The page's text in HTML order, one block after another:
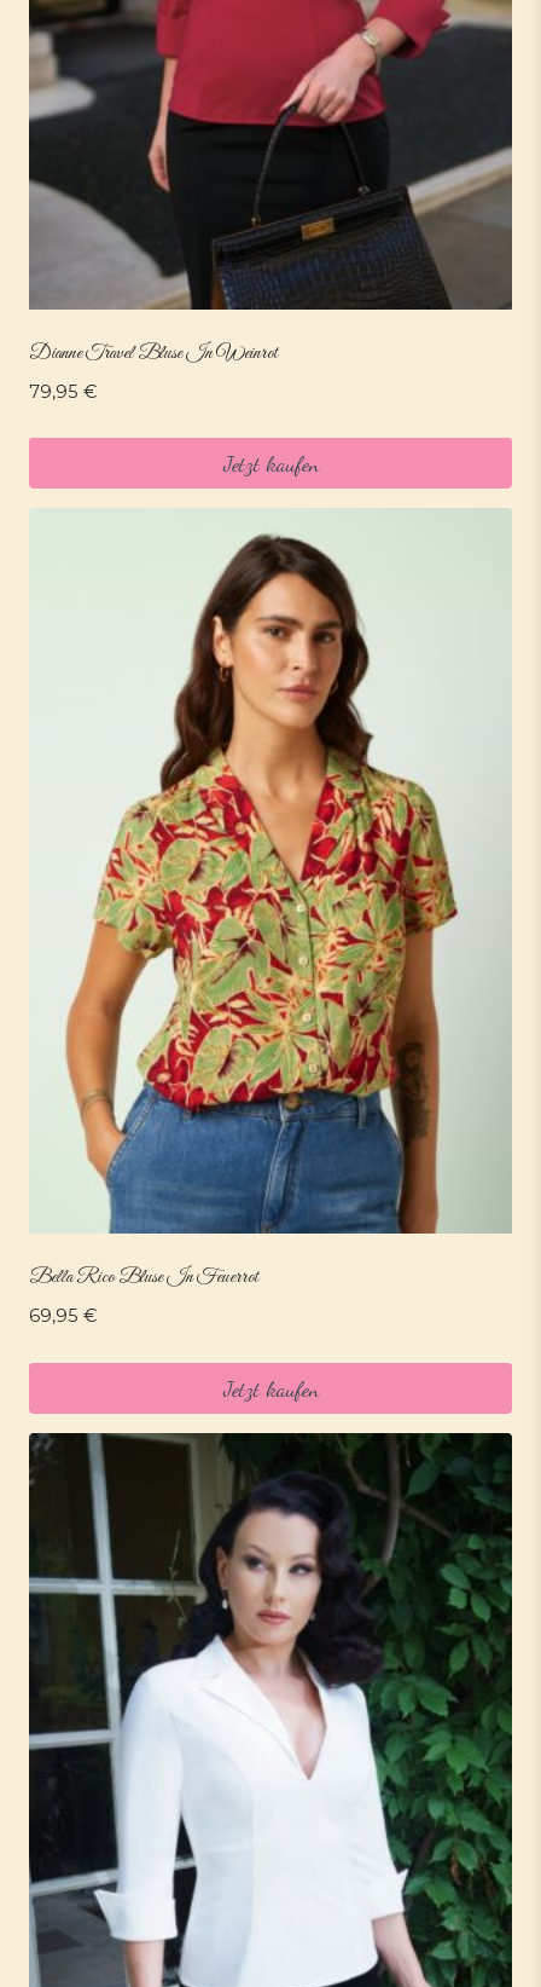
Dianne Travel Bluse In Weinrot
79,95 €
Jetzt kaufen
Bella Rico Bluse In Feuerrot
69,95 €
Jetzt kaufen